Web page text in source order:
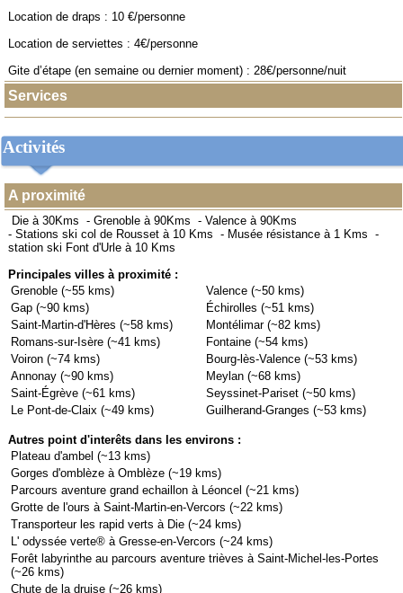
Location de draps : 10 €/personne
Location de serviettes : 4€/personne
Gite d’étape (en semaine ou dernier moment) : 28€/personne/nuit
Services
Activités
A proximité
Die à 30Kms - Grenoble à 90Kms - Valence à 90Kms
- Stations ski col de Rousset à 10 Kms - Musée résistance à 1 Kms -
station ski Font d'Urle à 10 Kms
Principales villes à proximité :
Grenoble (~55 kms)
Valence (~50 kms)
Gap (~90 kms)
Échirolles (~51 kms)
Saint-Martin-d'Hères (~58 kms)
Montélimar (~82 kms)
Romans-sur-Isère (~41 kms)
Fontaine (~54 kms)
Voiron (~74 kms)
Bourg-lès-Valence (~53 kms)
Annonay (~90 kms)
Meylan (~68 kms)
Saint-Égrève (~61 kms)
Seyssinet-Pariset (~50 kms)
Le Pont-de-Claix (~49 kms)
Guilherand-Granges (~53 kms)
Autres point d'interêts dans les environs :
Plateau d'ambel (~13 kms)
Gorges d'omblèze à Omblèze (~19 kms)
Parcours aventure grand echaillon à Léoncel (~21 kms)
Grotte de l'ours à Saint-Martin-en-Vercors (~22 kms)
Transporteur les rapid verts à Die (~24 kms)
L' odyssée verte® à Gresse-en-Vercors (~24 kms)
Forêt labyrinthe au parcours aventure trièves à Saint-Michel-les-Portes
(~26 kms)
Chute de la druise (~26 kms)